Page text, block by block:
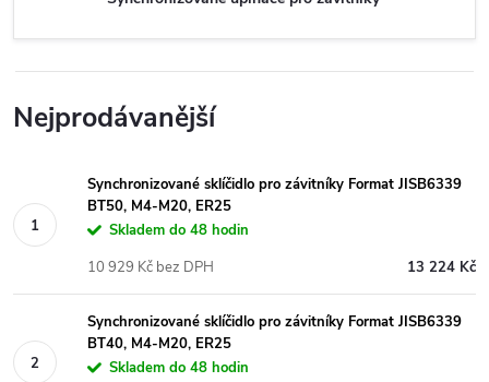
Nejprodávanější
Synchronizované sklíčidlo pro závitníky Format JISB6339
BT50, M4-M20, ER25
Skladem do 48 hodin
13 224 Kč
10 929 Kč bez DPH
Synchronizované sklíčidlo pro závitníky Format JISB6339
BT40, M4-M20, ER25
Skladem do 48 hodin